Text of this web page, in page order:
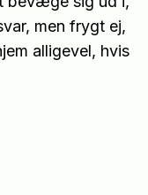
men frygt ej,
alligevel, hvis